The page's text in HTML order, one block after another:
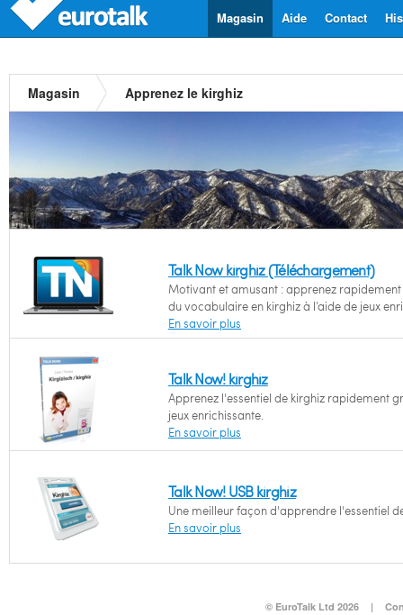
Contact
Aide
Magasin
Magasin Apprenez le kirghiz
Talk Now kirghiz (Téléchargement)
Motivant et amusant : apprenez rapidement
du vocabulaire en kirghiz à l’aide de jeux
En savoir plus
Talk Now! kirghiz
Apprenez l'essentiel de kirghiz rapidement
jeux enrichissante.
En savoir plus
Talk Now! USB kirghiz
Une meilleur façon d'apprendre l'essentiel
En savoir plus
© EuroTalk Ltd 2026 |